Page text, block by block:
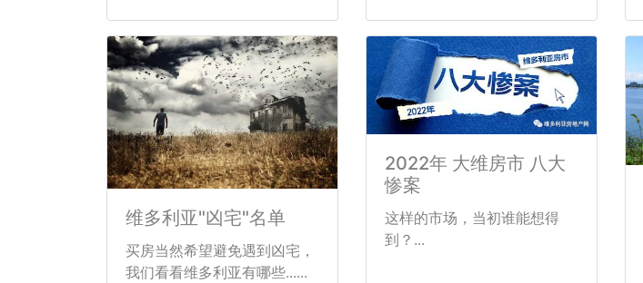
维多利亚"凶宅"名单
买房当然希望避免遇到凶宅，
我们看看维多利亚有哪些......
2022年 大维房市 八大
惨案
这样的市场，当初谁能想得
到？...